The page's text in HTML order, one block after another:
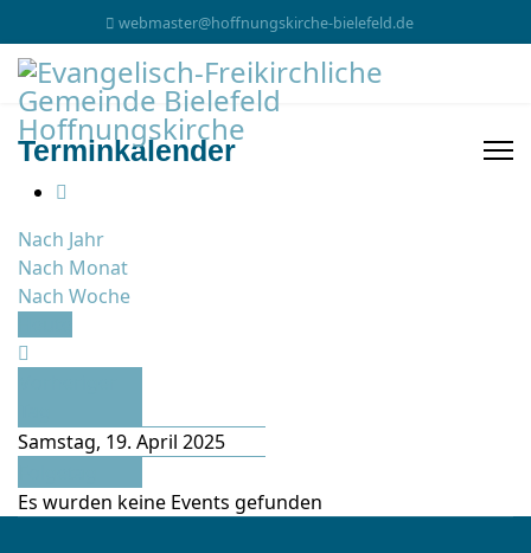
webmaster@hoffnungskirche-bielefeld.de
Terminkalender
Nach Jahr
Nach Monat
Nach Woche
Samstag, 19. April 2025
Es wurden keine Events gefunden